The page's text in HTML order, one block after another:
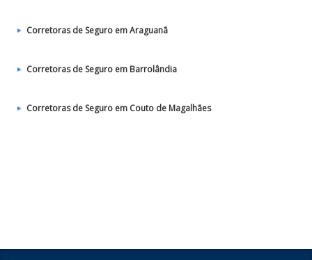
Corretoras de Seguro em Araguanã
Corretoras de Seguro em Barrolândia
Corretoras de Seguro em Couto de Magalhães